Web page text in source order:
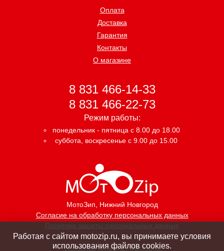
МотоЗип, Нижний Новгород
Согласие на обработку персональных данных
Политика защиты персональных данных
Оплата
Доставка
Гарантия
Контакты
О магазине
8 831 466-14-33
8 831 466-22-73
Режим работы:
понедельник - пятница с 8.00 до 18.00
суббота, воскресенье с 9.00 до 15.00
Создание интернет магазина
Работая с сайтом motozip.ru, вы принимаете условия
использования файлов cookies.